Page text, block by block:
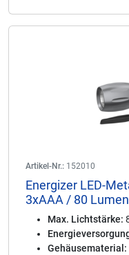
Artikel-Nr.: 152010
Energizer LED-
3xAAA / 80
Max. Lichtstärke:
Gehäusematerial: